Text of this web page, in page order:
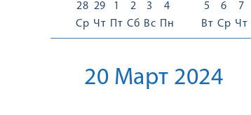
28
Ср
29
Чт
1
Пт
2
Сб
3
Вс
4
Пн
5
Вт
6
Ср
7
Чт
20 Март 2024